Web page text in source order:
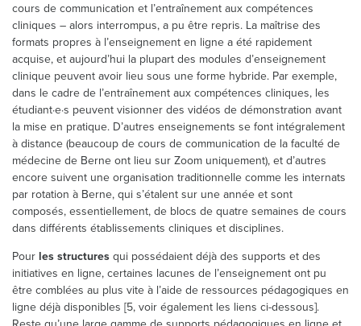
cours de communication et l’entraînement aux compétences
cliniques – alors interrompus, a pu être repris. La maîtrise des
formats propres à l’enseignement en ligne a été rapidement
acquise, et aujourd’hui la plupart des modules d’enseignement
clinique peuvent avoir lieu sous une forme hybride. Par exemple,
dans le cadre de l’entraînement aux compétences cliniques, les
étudiant·e·s peuvent visionner des vidéos de démonstration avant
la mise en pratique. D’autres enseignements se font intégralement
à distance (beaucoup de cours de communication de la faculté de
médecine de Berne ont lieu sur Zoom uniquement), et d’autres
encore suivent une organisation traditionnelle comme les internats
par rotation à Berne, qui s’étalent sur une année et sont
composés, essentiellement, de blocs de quatre semaines de cours
dans différents établissements cliniques et disciplines.
Pour les structures qui possédaient déjà des supports et des
initiatives en ligne, certaines lacunes de l’enseignement ont pu
être comblées au plus vite à l’aide de ressources pédagogiques en
ligne déjà disponibles [5, voir également les liens ci-dessous].